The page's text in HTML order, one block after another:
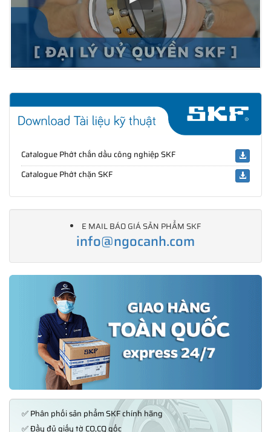
Catalogue Phớt chắn dầu công nghiệp SKF
Catalogue Phớt chặn SKF
E MAIL BÁO GIÁ SẢN PHẨM SKF
info@ngocanh.com
✅ Phân phối sản phẩm SKF chính hãng
✅ Đầy đủ giấy tờ CO,CQ gốc